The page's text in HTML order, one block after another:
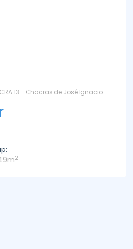
13 - Chacras de José Ignacio
2